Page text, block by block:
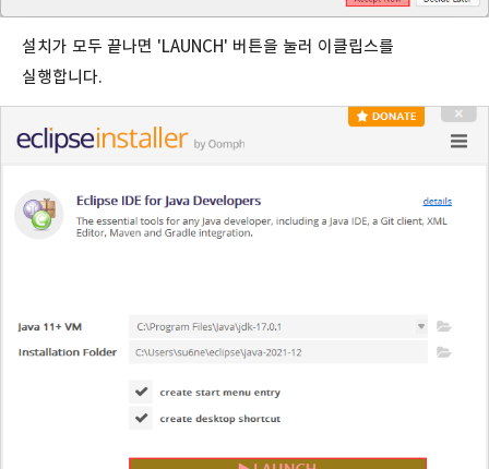
설치가 모두 끝나면 'LAUNCH' 버튼을 눌러 이클립스를
실행합니다.